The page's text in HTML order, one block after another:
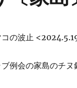
コの波止
ブ例会の家島のチヌ